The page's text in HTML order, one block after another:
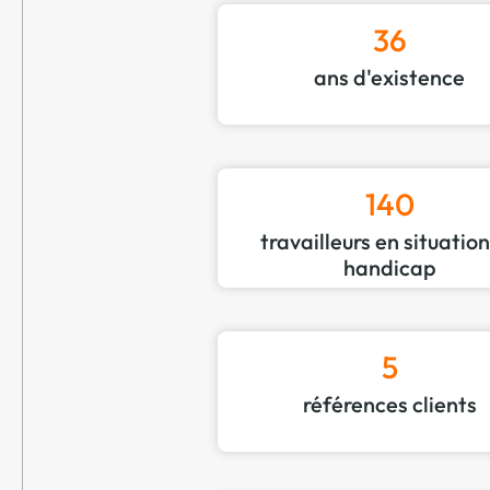
36
ans d'existence
140
travailleurs en
handicap
5
références clients